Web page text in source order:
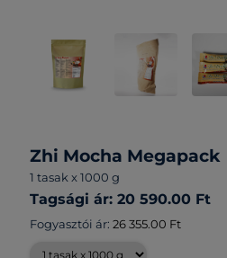
Zhi Mocha Megapack
1 tasak x 1000 g
Tagsági ár: 20 590.00 Ft
Fogyasztói ár: 26 355.00 Ft